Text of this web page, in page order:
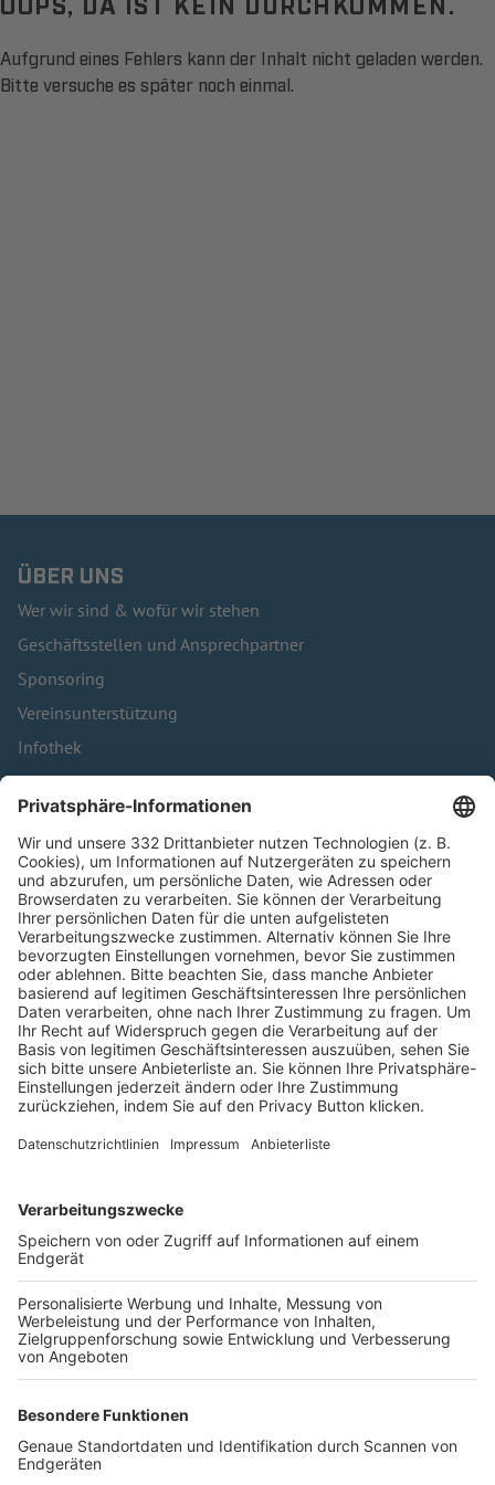
Aufgrund eines Fehlers kann der Inhalt nicht geladen werden.
Bitte versuche es später noch einmal.
ÜBER UNS
Wer wir sind & wofür wir stehen
Geschäftsstellen und Ansprechpartner
Sponsoring
Vereinsunterstützung
Infothek
Kontakt
HÄUFIG BESUCHTE SEITEN
Pässe und Vereinswechsel
Trainerausbildung
Schulungsangebot Vereinsmitarbeiter
BFV-Geschäftsstellen
Trainerbörse
Login SpielPlus
FOLGE DEM BFV
TOP-VEREINE
TOP-PARTNER